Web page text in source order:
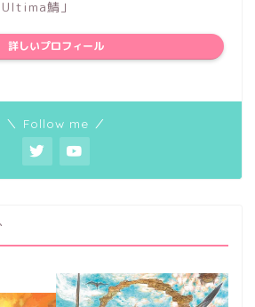
鯖」
詳しいプロフィール
＼ Follow me ／